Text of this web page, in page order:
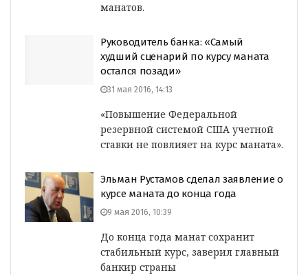
манатов.
Руководитель банка: «Самый
худший сценарий по курсу маната
остался позади»
31 мая 2016, 14:13
«Повышение Федеральной
резервной системой США учетной
ставки не повлияет на курс маната».
Эльман Рустамов сделал заявление о
курсе маната до конца года
9 мая 2016, 10:39
До конца года манат сохранит
стабильный курс, заверил главный
банкир страны